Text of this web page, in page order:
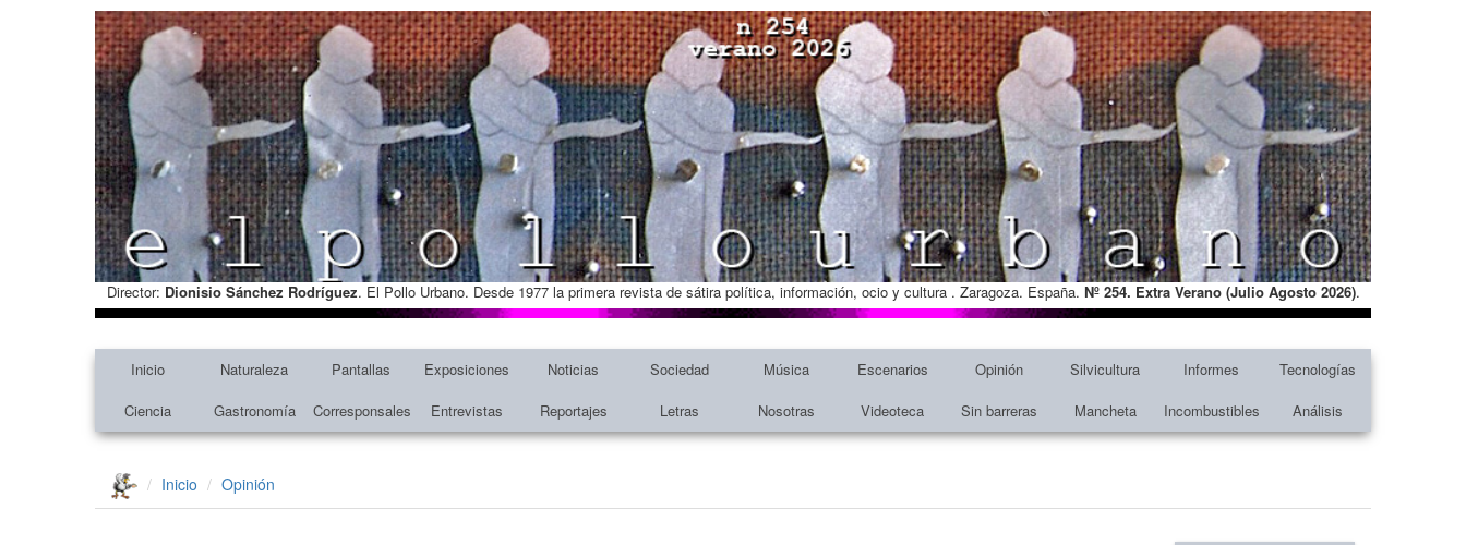
Director: Dionisio Sánchez Rodríguez. El Pollo Urbano. Desde 1977 la primera revista de sátira política, información, ocio y cultura . Zaragoza. España. Nº 254. Extra Verano (Julio Agosto 2026).
Inicio Naturaleza Pantallas Exposiciones Noticias Sociedad Música Escenarios Opinión Silvicultura Informes
Tecnologías
Ciencia
Gastronomía Corresponsales Entrevistas Reportajes Letras Nosotras Videoteca Sin barreras Mancheta Incombustibles Análisis
Inicio Opinión